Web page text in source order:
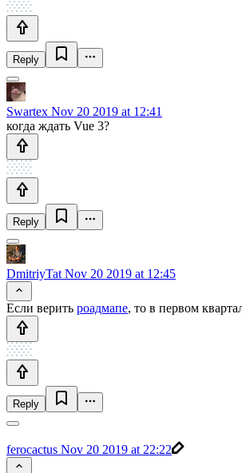
Reply
Swartex Nov 20 2019 at 12:41
когда ждать Vue 3?
Reply
DmitriyTat Nov 20 2019 at 12:45
Если верить роадмапе, то в первом
Reply
ferocactus Nov 20 2019 at 22:22